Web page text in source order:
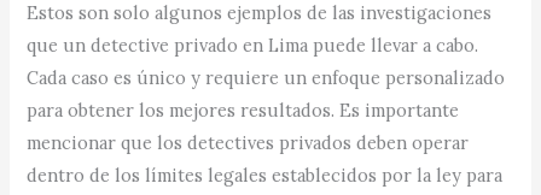
Estos son solo algunos ejemplos de las investigaciones
que un detective privado en Lima puede llevar a cabo.
Cada caso es único y requiere un enfoque personalizado
para obtener los mejores resultados. Es importante
mencionar que los detectives privados deben operar
dentro de los límites legales establecidos por la ley para